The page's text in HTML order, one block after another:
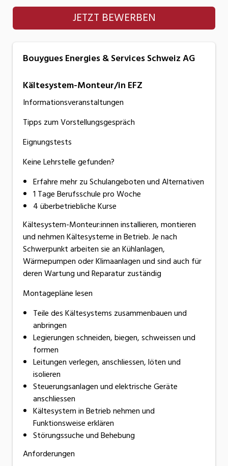
Bouygues Energies & Services Schweiz AG
JETZT BEWERBEN
Bouygues Energies & Services Schweiz AG
Kältesystem-Monteur/in EFZ
Informationsveranstaltungen
Tipps zum Vorstellungsgespräch
Eignungstests
Keine Lehrstelle gefunden?
Erfahre mehr zu Schulangeboten und Alternativen
1 Tage Berufsschule pro Woche
4 überbetriebliche Kurse
Kältesystem-Monteur:innen installieren, montieren
und nehmen Kältesysteme in Betrieb. Je nach
Schwerpunkt arbeiten sie an Kühlanlagen,
Wärmepumpen oder Klimaanlagen und sind auch für
deren Wartung und Reparatur zuständig
Montagepläne lesen
Teile des Kältesystems zusammenbauen und
anbringen
Legierungen schneiden, biegen, schweissen und
formen
Leitungen verlegen, anschliessen, löten und
isolieren
Steuerungsanlagen und elektrische Geräte
anschliessen
Kältesystem in Betrieb nehmen und
Funktionsweise erklären
Störungssuche und Behebung
Anforderungen